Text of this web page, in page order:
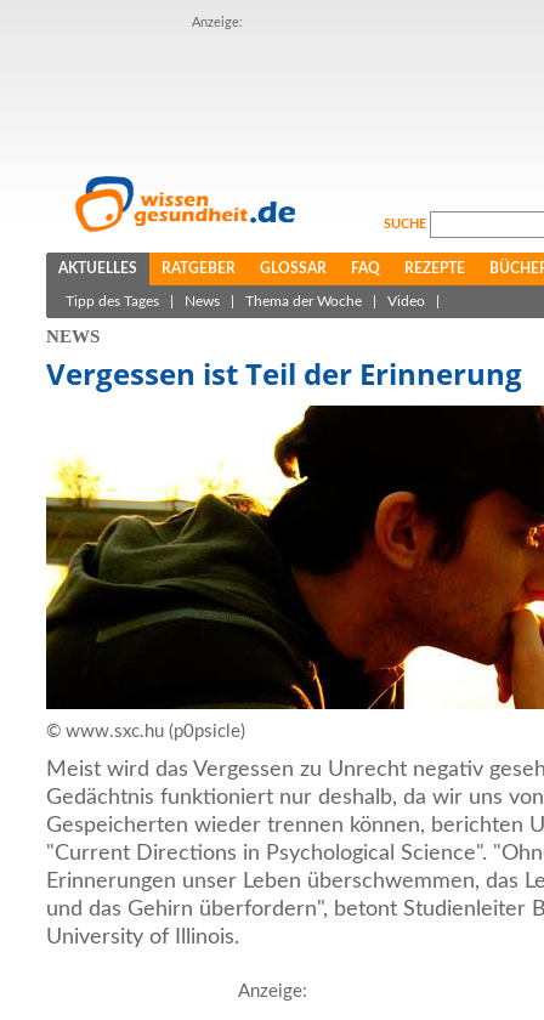
Anzeige:
SUCHE
AKTUELLES RATGEBER GLOSSAR FAQ REZEPTE
Tipp des Tages News Thema der Woche Video
NEWS
Vergessen ist Teil der Erinnerung
© www.sxc.hu (p0psicle)
Meist wird das Vergessen zu Unrecht negativ
Gedächtnis funktioniert nur deshalb, da wir uns
Gespeicherten wieder trennen können, berichten
"Current Directions in Psychological Science".
Erinnerungen unser Leben überschwemmen, das
und das Gehirn überfordern", betont Studienleiter
University of Illinois.
Anzeige: